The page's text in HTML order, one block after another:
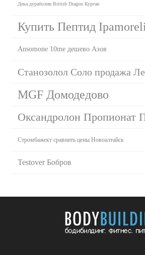
Дека дураболин British Dragon Курган
Купить Пептид
Ansomone 10me дешево Азов
Станозолол Соло продажа
MGF Домодедово
Оксандролон Пропионат
Стромбажект сравнить цены Новоалтайск
Testover Бобров